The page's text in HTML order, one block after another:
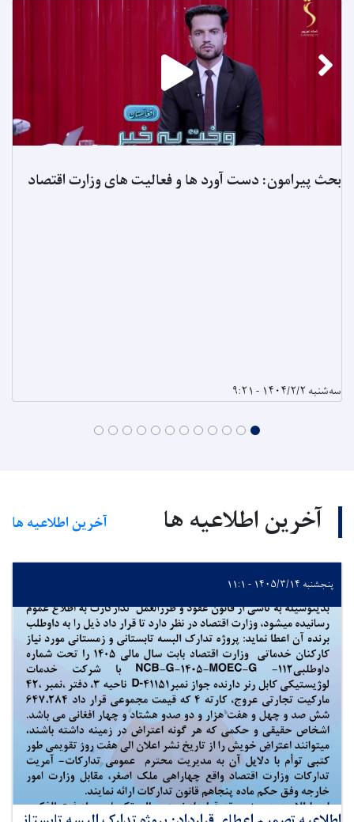
بحث پیرامون: دست آورد ها و فعالیت های وزارت اقتصاد
سه‌شنبه ۱۴۰۴/۲/۲ - ۹:۲۱
آخرین اطلاعیه ها آخرین اطلاعیه ها
پنجشنبه ۱۴۰۵/۳/۱۴ - ۱۱:۱